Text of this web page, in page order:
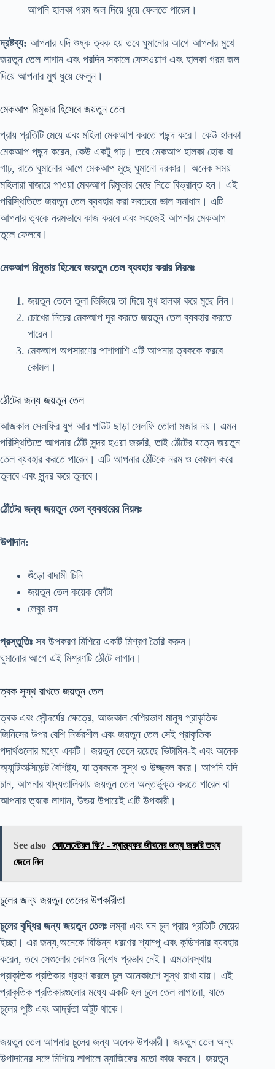
আপনি হালকা গরম জল দিয়ে ধুয়ে ফেলতে পারেন।
দ্রষ্টব্য: আপনার যদি শুষ্ক ত্বক হয় তবে ঘুমানোর আগে আপনার মুখে
জয়তুন তেল লাগান এবং পরদিন সকালে ফেসওয়াশ এবং হালকা গরম জল
দিয়ে আপনার মুখ ধুয়ে ফেলুন।
মেকআপ রিমুভার হিসেবে জয়তুন তেল
প্রায় প্রতিটি মেয়ে এবং মহিলা মেকআপ করতে পছন্দ করে। কেউ হালকা
মেকআপ পছন্দ করেন, কেউ একটু গাঢ়। তবে মেকআপ হালকা হোক বা
গাঢ়, রাতে ঘুমানোর আগে মেকআপ মুছে ঘুমানো দরকার। অনেক সময়
মহিলারা বাজারে পাওয়া মেকআপ রিমুভার বেছে নিতে বিভ্রান্ত হন। এই
পরিস্থিতিতে জয়তুন তেল ব্যবহার করা সবচেয়ে ভাল সমাধান। এটি
আপনার ত্বকে নরমভাবে কাজ করবে এবং সহজেই আপনার মেকআপ
তুলে ফেলবে।
মেকআপ রিমুভার হিসেবে জয়তুন তেল ব্যবহার করার নিয়মঃ
জয়তুন তেলে তুলা ভিজিয়ে তা দিয়ে মুখ হালকা করে মুছে নিন।
চোখের নিচের মেকআপ দূর করতে জয়তুন তেল ব্যবহার করতে
পারেন।
মেকআপ অপসারণের পাশাপাশি এটি আপনার ত্বককে করবে
কোমল।
ঠোঁটের জন্য জয়তুন তেল
আজকাল সেলফির যুগ আর পাউট ছাড়া সেলফি তোলা মজার নয়। এমন
পরিস্থিতিতে আপনার ঠোঁট সুন্দর হওয়া জরুরি, তাই ঠোঁটের যত্নে জয়তুন
তেল ব্যবহার করতে পারেন। এটি আপনার ঠোঁটকে নরম ও কোমল করে
তুলবে এবং সুন্দর করে তুলবে।
ঠোঁটের জন্য জয়তুন তেল ব্যবহারের নিয়মঃ
উপাদান:
গুঁড়ো বাদামী চিনি
জয়তুন তেল কয়েক ফোঁটা
লেবুর রস
প্রস্তুতিঃ সব উপকরণ মিশিয়ে একটি মিশ্রণ তৈরি করুন।
ঘুমানোর আগে এই মিশ্রণটি ঠোঁটে লাগান।
ত্বক সুস্থ রাখতে জয়তুন তেল
ত্বক এবং সৌন্দর্যের ক্ষেত্রে, আজকাল বেশিরভাগ মানুষ প্রাকৃতিক
জিনিসের উপর বেশি নির্ভরশীল এবং জয়তুন তেল সেই প্রাকৃতিক
পদার্থগুলোর মধ্যে একটি। জয়তুন তেলে রয়েছে ভিটামিন-ই এবং অনেক
অ্যান্টিঅক্সিডেন্ট বৈশিষ্ট্য, যা ত্বককে সুস্থ ও উজ্জ্বল করে। আপনি যদি
চান, আপনার খাদ্যতালিকায় জয়তুন তেল অন্তর্ভুক্ত করতে পারেন বা
আপনার ত্বকে লাগান, উভয় উপায়েই এটি উপকারী।
See also কোলেস্টেরল কি? - স্বাস্থ্যকর জীবনের জন্য জরুরি তথ্য
জেনে নিন
চুলের জন্য জয়তুন তেলের উপকারীতা
চুলের বৃদ্ধির জন্য জয়তুন তেলঃ লম্বা এবং ঘন চুল প্রায় প্রতিটি মেয়ের
ইচ্ছা। এর জন্য,অনেকে বিভিন্ন ধরণের শ্যাম্পু এবং কন্ডিশনার ব্যবহার
করেন, তবে সেগুলোর কোনও বিশেষ প্রভাব নেই। এমতাবস্থায়
প্রাকৃতিক প্রতিকার গ্রহণ করলে চুল অনেকাংশে সুস্থ রাখা যায়। এই
প্রাকৃতিক প্রতিকারগুলোর মধ্যে একটি হল চুলে তেল লাগানো, যাতে
চুলের পুষ্টি এবং আর্দ্রতা অটুট থাকে।
জয়তুন তেল আপনার চুলের জন্য অনেক উপকারী। জয়তুন তেল অন্য
উপাদানের সঙ্গে মিশিয়ে লাগালে ম্যাজিকের মতো কাজ করবে। জয়তুন